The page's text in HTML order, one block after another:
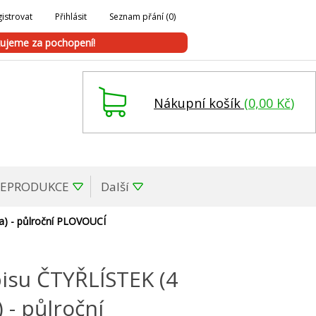
Přihlásit Seznam přání (0)
za pochopení!
Nákupní košík (0,00 Kč)
Další
- půlroční PLOVOUCÍ
ČTYŘLÍSTEK (4
- půlroční